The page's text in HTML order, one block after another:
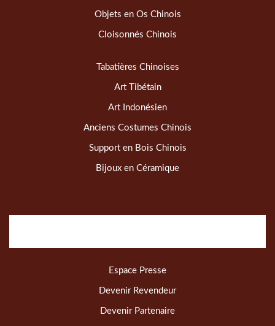
Objets en Os Chinois
Cloisonnés Chinois
Tabatières Chinoises
Art Tibétain
Art Indonésien
Anciens Costumes Chinois
Support en Bois Chinois
Bijoux en Céramique
Espace Presse
Devenir Revendeur
Devenir Partenaire